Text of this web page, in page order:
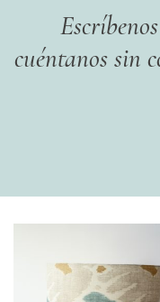
cuéntanos sin